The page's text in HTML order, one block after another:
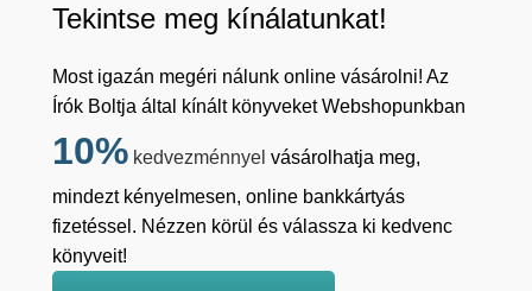
Tekintse meg kínálatunkat!
Most igazán megéri nálunk online vásárolni! Az
Írók Boltja által kínált könyveket Webshopunkban
10% kedvezménnyel vásárolhatja meg,
mindezt kényelmesen, online bankkártyás
fizetéssel. Nézzen körül és válassza ki kedvenc
könyveit!